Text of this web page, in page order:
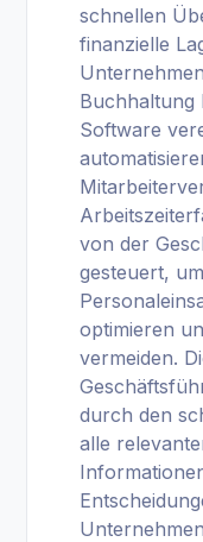
schnellen
finanzielle
Buchhaltung
Software
von der
gesteuert,
optimieren
vermeiden.
durch den
alle